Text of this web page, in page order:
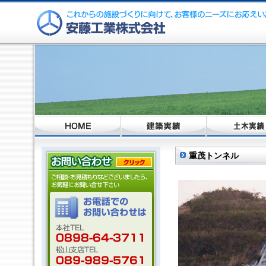
重茂トンネル